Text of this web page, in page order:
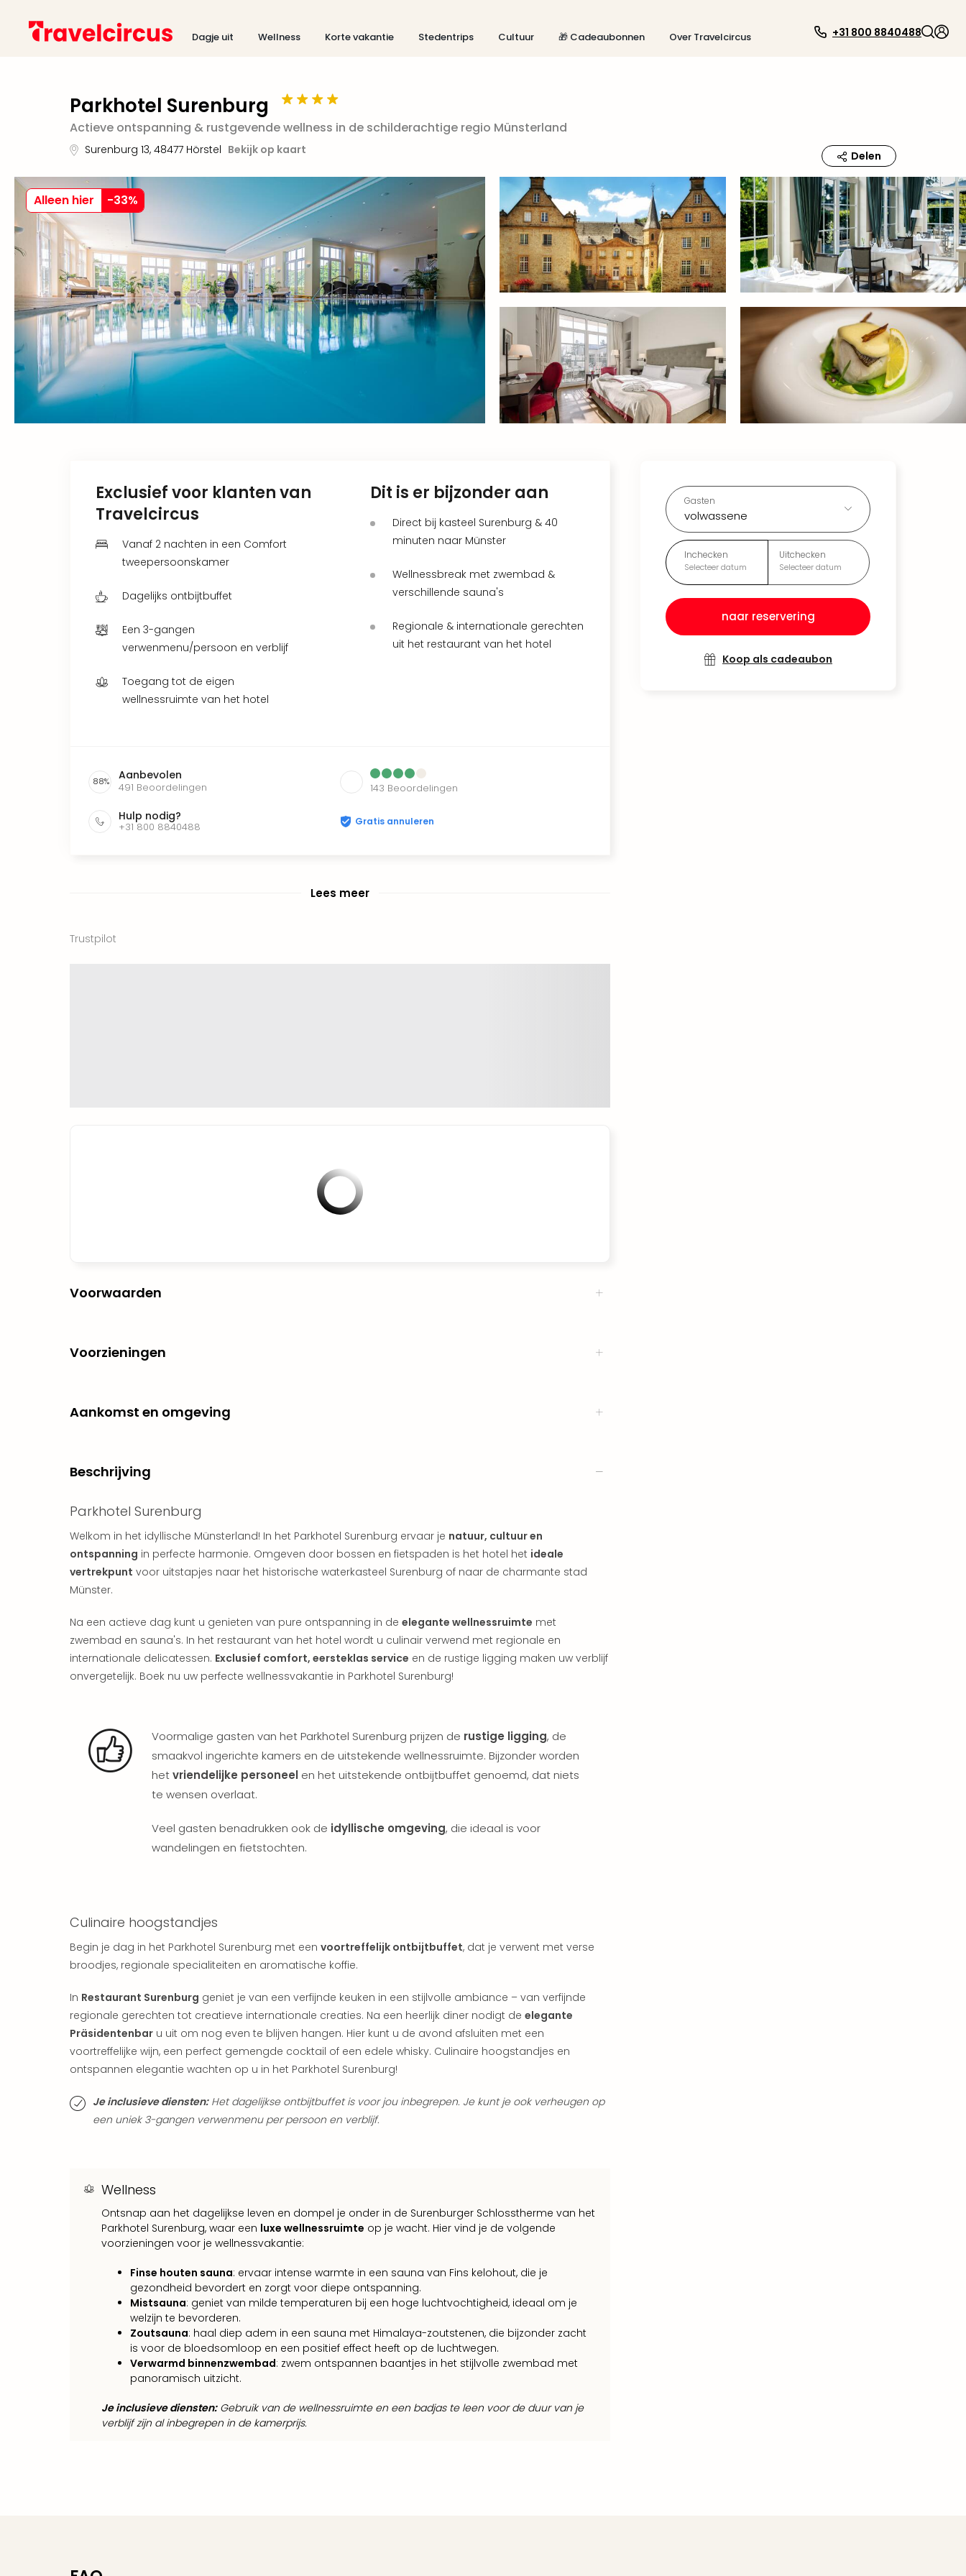
Dagje uit Wellness Korte vakantie Stedentrips Cultuur 🎁 Cadeaubonnen Over Travelcircus +31 800 8840488
Parkhotel Surenburg
Actieve ontspanning & rustgevende wellness in de schilderachtige regio Münsterland
Surenburg 13, 48477 Hörstel Bekijk op kaart Delen
Alleen hier -33%
Gasten
volwassene
Inchecken
Selecteer datum
Uitchecken
Selecteer datum
naar reservering
Koop als cadeaubon
Exclusief voor klanten van
Travelcircus
Vanaf 2 nachten in een Comfort
tweepersoonskamer
Dagelijks ontbijtbuffet
Een 3-gangen
verwenmenu/persoon en verblijf
Toegang tot de eigen
wellnessruimte van het hotel
Dit is er bijzonder aan
Direct bij kasteel Surenburg & 40
minuten naar Münster
Wellnessbreak met zwembad &
verschillende sauna's
Regionale & internationale gerechten
uit het restaurant van het hotel
88% Aanbevolen
491 Beoordelingen 143 Beoordelingen
Hulp nodig?
+31 800 8840488 Gratis annuleren
Lees meer
Trustpilot
Voorwaarden
Voorzieningen
Aankomst en omgeving
Beschrijving
Parkhotel Surenburg
Welkom in het idyllische Münsterland! In het Parkhotel Surenburg ervaar je natuur, cultuur en
ontspanning in perfecte harmonie. Omgeven door bossen en fietspaden is het hotel het ideale
vertrekpunt voor uitstapjes naar het historische waterkasteel Surenburg of naar de charmante stad
Münster.
Na een actieve dag kunt u genieten van pure ontspanning in de elegante wellnessruimte met
zwembad en sauna's. In het restaurant van het hotel wordt u culinair verwend met regionale en
internationale delicatessen. Exclusief comfort, eersteklas service en de rustige ligging maken uw verblijf
onvergetelijk. Boek nu uw perfecte wellnessvakantie in Parkhotel Surenburg!
Voormalige gasten van het Parkhotel Surenburg prijzen de rustige ligging, de
smaakvol ingerichte kamers en de uitstekende wellnessruimte. Bijzonder worden
hetvriendelijke personeel en het uitstekende ontbijtbuffet genoemd, dat niets
te wensen overlaat.
Veel gasten benadrukken ook de idyllische omgeving, die ideaal is voor
wandelingen en fietstochten.
Culinaire hoogstandjes
Begin je dag in het Parkhotel Surenburg met een voortreffelijk ontbijtbuffet, dat je verwent met verse
broodjes, regionale specialiteiten en aromatische koffie.
In Restaurant Surenburg geniet je van een verfijnde keuken in een stijlvolle ambiance – van verfijnde
regionale gerechten tot creatieve internationale creaties. Na een heerlijk diner nodigt de elegante
Präsidentenbar u uit om nog even te blijven hangen. Hier kunt u de avond afsluiten met een
voortreffelijke wijn, een perfect gemengde cocktail of een edele whisky. Culinaire hoogstandjes en
ontspannen elegantie wachten op u in het Parkhotel Surenburg!
Je inclusieve diensten:Het dagelijkse ontbijtbuffet is voor jou inbegrepen. Je kunt je ook verheugen op
een uniek 3-gangen verwenmenu per persoon en verblijf.
Wellness
Ontsnap aan het dagelijkse leven en dompel je onder in de Surenburger Schlosstherme van het
Parkhotel Surenburg, waar een luxe wellnessruimte op je wacht. Hier vind je de volgende
voorzieningen voor je wellnessvakantie:
Finse houten sauna: ervaar intense warmte in een sauna van Fins kelohout, die je
gezondheid bevordert en zorgt voor diepe ontspanning.
Mistsauna: geniet van milde temperaturen bij een hoge luchtvochtigheid, ideaal om je
welzijn te bevorderen.
Zoutsauna: haal diep adem in een sauna met Himalaya-zoutstenen, die bijzonder zacht
is voor de bloedsomloop en een positief effect heeft op de luchtwegen.
Verwarmd binnenzwembad: zwem ontspannen baantjes in het stijlvolle zwembad met
panoramisch uitzicht.
Je inclusieve diensten:Gebruik van de wellnessruimte en een badjas te leen voor de duur van je
verblijf zijn al inbegrepen in de kamerprijs.